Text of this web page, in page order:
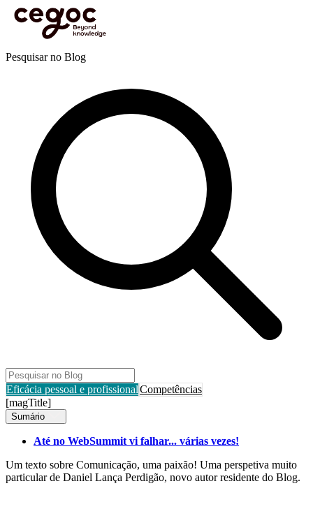
Skip to main content
Está aqui:Home > Recursos
Comunicar com paixão, eis a questão!
Pesquisar no Blog
Eficácia pessoal e profissionalCompetências
[magTitle]
Sumário
Até no WebSummit vi falhar... várias vezes!
Um texto sobre Comunicação, uma paixão! Uma perspetiva muito
particular de Daniel Lança Perdigão, novo autor residente do Blog.